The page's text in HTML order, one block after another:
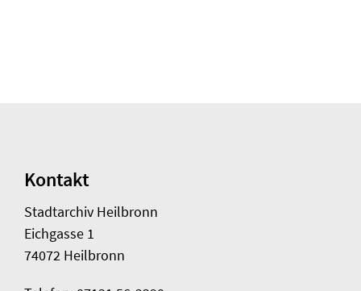
Kontakt
Stadtarchiv Heilbronn
Eichgasse 1
74072 Heilbronn